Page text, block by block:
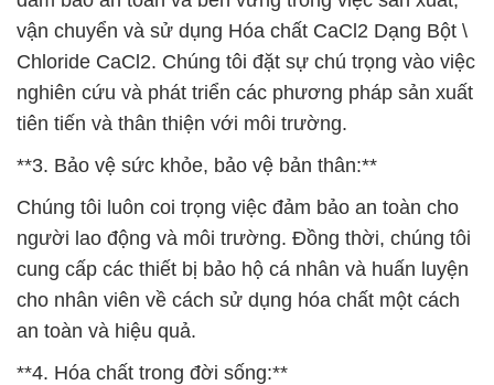
vận chuyển và sử dụng Hóa chất CaCl2 Dạng Bột \
Chloride CaCl2. Chúng tôi đặt sự chú trọng vào việc
nghiên cứu và phát triển các phương pháp sản xuất
tiên tiến và thân thiện với môi trường.
**3. Bảo vệ sức khỏe, bảo vệ bản thân:**
Chúng tôi luôn coi trọng việc đảm bảo an toàn cho
người lao động và môi trường. Đồng thời, chúng tôi
cung cấp các thiết bị bảo hộ cá nhân và huấn luyện
cho nhân viên về cách sử dụng hóa chất một cách
an toàn và hiệu quả.
**4. Hóa chất trong đời sống:**